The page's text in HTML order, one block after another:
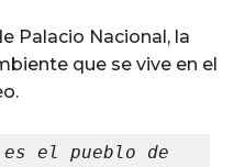
Palacio Nacional, la
que se vive en el
es el pueblo de